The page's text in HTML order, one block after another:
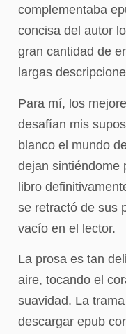
complementaba
concisa del autor
gran cantidad de
largas
Para mí, los
desafían mis
blanco el mundo
dejan sintiéndome
libro
se retractó de sus
vacío en el lector.
La prosa es tan
aire, tocando el
suavidad. La
descargar epub